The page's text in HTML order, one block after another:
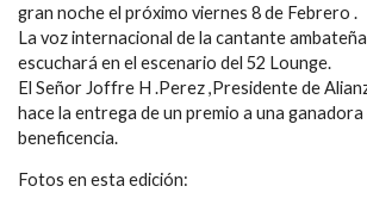
gran noche el próximo viernes 8 de Febrero .
La voz internacional de la cantante
escuchará en el escenario del 52 Lounge.
El Señor Joffre H .Perez ,Presidente de
hace la entrega de un premio a una ganadora
beneficencia.
Fotos en esta edición: